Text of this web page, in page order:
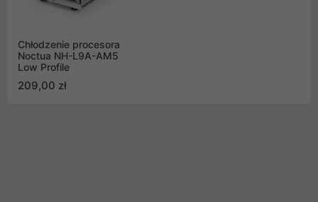
Chłodzenie procesora
Noctua NH-L9A-AM5
Low Profile
209,00 zł